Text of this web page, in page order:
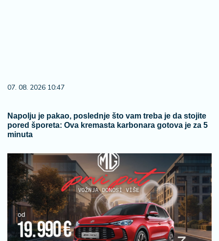
07. 08. 2026 10:47
Napolju je pakao, poslednje što vam treba je da stojite
pored šporeta: Ova kremasta karbonara gotova je za 5
minuta